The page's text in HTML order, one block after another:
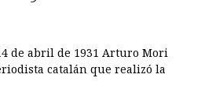
de abril de 1931 Arturo Mori
catalán que realizó la